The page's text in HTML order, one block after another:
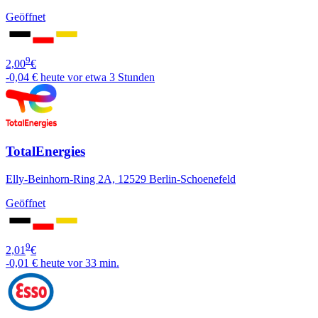
Geöffnet
2,009€
-0,04 € heute vor etwa 3 Stunden
TotalEnergies
Elly-Beinhorn-Ring 2A, 12529 Berlin-Schoenefeld
Geöffnet
2,01 9€
-0,01 € heute vor 33 min.